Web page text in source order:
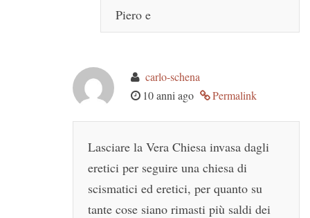
Piero e
carlo-schena
10 anni ago
Permalink
Lasciare la Vera Chiesa invasa dagli
eretici per seguire una chiesa di
scismatici ed eretici, per quanto su
tante cose siano rimasti più saldi dei